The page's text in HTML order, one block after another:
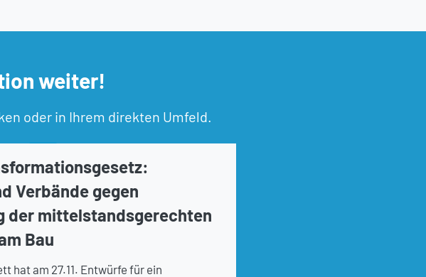
weiter!
oder in Ihrem direkten Umfeld.
Verbände gegen
der mittelstandsgerechten
Bau
hat am 27.11. Entwürfe für ein